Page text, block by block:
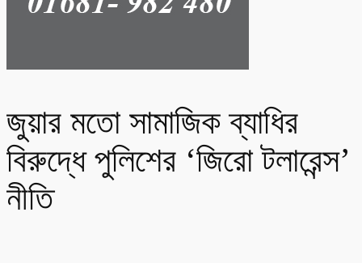
জুয়ার মতো সামাজিক ব্যাধির
বিরুদ্ধে পুলিশের ‘জিরো টলারেন্স’
নীতি